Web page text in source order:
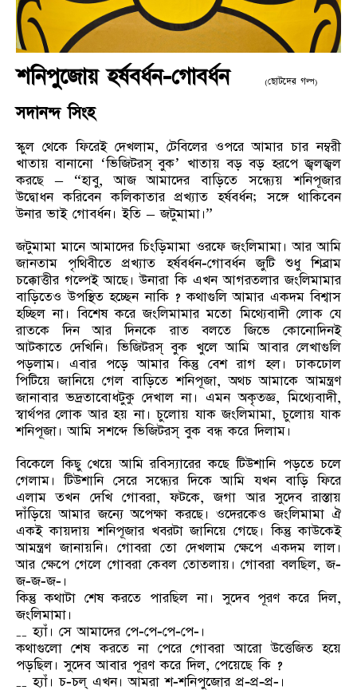
শনিপুজোয় হর্ষবর্ধন-গোবর্ধন (ছোটদের গল্প)
সদানন্দ সিংহ
স্কুল থেকে ফিরেই দেখলাম, টেবিলের ওপরে আমার চার নম্বরী
খাতায় বানানো ‘ভিজিটরস্‌ বুক’ খাতায় বড় বড় হরপে জ্বলজ্বল
করছে – “হাবু, আজ আমাদের বাড়িতে সন্ধ্যেয় শনিপূজার
উদ্বোধন করিবেন কলিকাতার প্রখ্যাত হর্ষবর্ধন; সঙ্গে থাকিবেন
উনার ভাই গোবর্ধন। ইতি – জটুমামা।”
জটুমামা মানে আমাদের চিংড়িমামা ওরফে জংলিমামা। আর আমি
জানতাম পৃথিবীতে প্রখ্যাত হর্ষবর্ধন-গোবর্ধন জুটি শুধু শিব্রাম
চক্কোত্তীর গল্পেই আছে। উনারা কি এখন আগরতলার জংলিমামার
বাড়িতেও উপস্থিত হচ্ছেন নাকি ? কথাগুলি আমার একদম বিশ্বাস
হচ্ছিল না। বিশেষ করে জংলিমামার মতো মিথ্যেবাদী লোক যে
রাতকে দিন আর দিনকে রাত বলতে জিভে কোনোদিনই
আটকাতে দেখিনি। ভিজিটরস্‌ বুক খুলে আমি আবার লেখাগুলি
পড়লাম। এবার পড়ে আমার কিন্তু বেশ রাগ হল। ঢাকঢোল
পিটিয়ে জানিয়ে গেল বাড়িতে শনিপূজা, অথচ আমাকে আমন্ত্রণ
জানাবার ভদ্রতাবোধটুকু দেখাল না। এমন অকৃতজ্ঞ, মিথ্যেবাদী,
স্বার্থপর লোক আর হয় না। চুলোয় যাক জংলিমামা, চুলোয় যাক
শনিপূজা। আমি সশব্দে ভিজিটরস্‌ বুক বন্ধ করে দিলাম।
বিকেলে কিছু খেয়ে আমি রবিস্যারের কছে টিউশানি পড়তে চলে
গেলাম। টিউশানি সেরে সন্ধ্যের দিকে আমি যখন বাড়ি ফিরে
এলাম তখন দেখি গোবরা, ফটকে, জগা আর সুদেব রাস্তায়
দাঁড়িয়ে আমার জন্যে অপেক্ষা করছে। ওদেরকেও জংলিমামা ঐ
একই কায়দায় শনিপূজার খবরটা জানিয়ে গেছে। কিন্তু কাউকেই
আমন্ত্রণ জানায়নি। গোবরা তো দেখলাম ক্ষেপে একদম লাল।
আর ক্ষেপে গেলে গোবরা কেবল তোতলায়। গোবরা বলছিল, জ-
জ-জ-জ-।
কিন্তু কথাটা শেষ করতে পারছিল না। সুদেব পূরণ করে দিল,
জংলিমামা।
₋₋ হ্যাঁ। সে আমাদের পে-পে-পে-পে-।
কথাগুলো শেষ করতে না পেরে গোবরা আরো উত্তেজিত হয়ে
পড়ছিল। সুদেব আবার পূরণ করে দিল, পেয়েছে কি ?
₋₋ হ্যাঁ। চ-চল্‌ এখন। আমরা শ-শনিপুজোর প্র-প্র-প্র-।